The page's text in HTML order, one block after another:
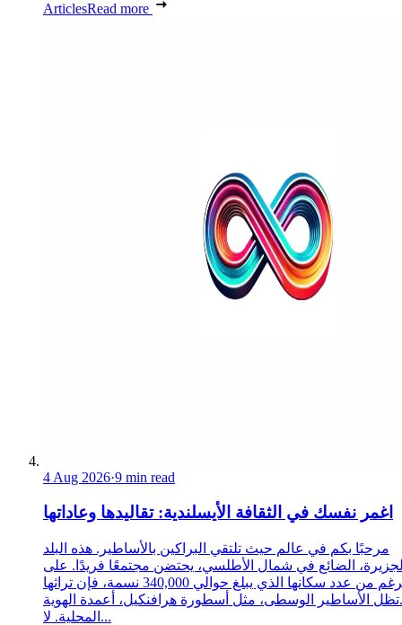
ArticlesRead more
4 Aug 2026·9 min read
اغمر نفسك في الثقافة الأيسلندية: تقاليدها وعاداتها
مرحبًا بكم في عالم حيث تلتقي البراكين بالأساطير. هذه البلد
الضائع في شمال الأطلسي، يحتضن مجتمعًا فريدًا. على
الرغم من عدد سكانها الذي يبلغ حوالي 340,000 نسمة، فإن تراثها
الأساطير الوسطى، مثل أسطورة هرافنكيل، أعمدة الهوية
المحلية. لا...